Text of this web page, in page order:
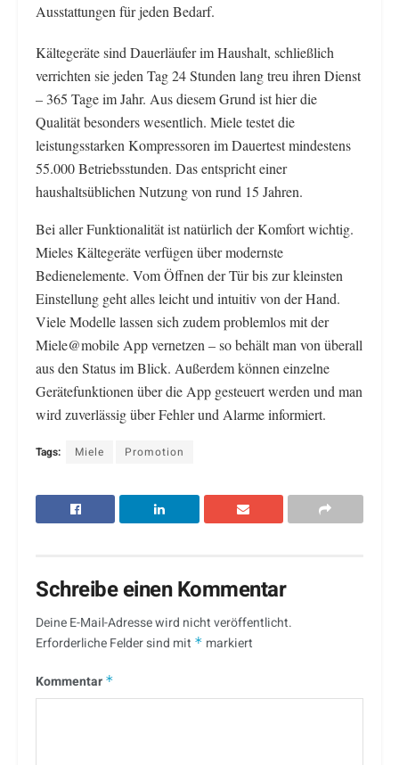
Ausstattungen für jeden Bedarf.
Kältegeräte sind Dauerläufer im Haushalt, schließlich
verrichten sie jeden Tag 24 Stunden lang treu ihren Dienst
– 365 Tage im Jahr. Aus diesem Grund ist hier die
Qualität besonders wesentlich. Miele testet die
leistungsstarken Kompressoren im Dauertest mindestens
55.000 Betriebsstunden. Das entspricht einer
haushaltsüblichen Nutzung von rund 15 Jahren.
Bei aller Funktionalität ist natürlich der Komfort wichtig.
Mieles Kältegeräte verfügen über modernste
Bedienelemente. Vom Öffnen der Tür bis zur kleinsten
Einstellung geht alles leicht und intuitiv von der Hand.
Viele Modelle lassen sich zudem problemlos mit der
Miele@mobile App vernetzen – so behält man von überall
aus den Status im Blick. Außerdem können einzelne
Gerätefunktionen über die App gesteuert werden und man
wird zuverlässig über Fehler und Alarme informiert.
Tags: Miele Promotion
Schreibe einen Kommentar
Deine E-Mail-Adresse wird nicht veröffentlicht.
Erforderliche Felder sind mit * markiert
Kommentar *